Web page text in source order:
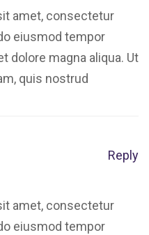
amet, consectetur
eiusmod tempor
dolore magna aliqua. Ut
quis nostrud
Reply
amet, consectetur
eiusmod tempor